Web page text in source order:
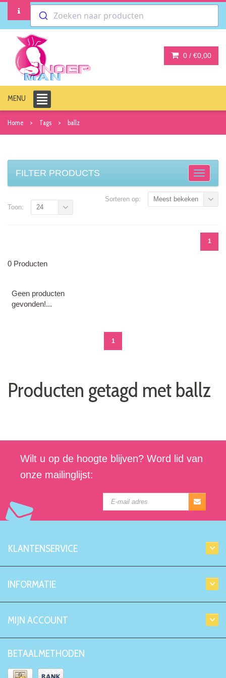
Zoeken naar producten
0 / €0,00
MENU
Home Tags ballz
FILTER PRODUCTS
Sorteren op: Meest bekeken
1
Toon: 24
0 Producten
Geen producten
gevonden!...
1
Producten getagd met ballz
Wilt u op de hoogte blijven? Word lid van
onze mailinglijst:
KLANTENSERVICE
INFORMATIE
MIJN ACCOUNT
BETAALMETHODEN